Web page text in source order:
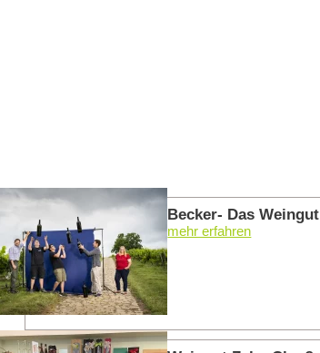
Becker- Das Weingut
mehr erfahren